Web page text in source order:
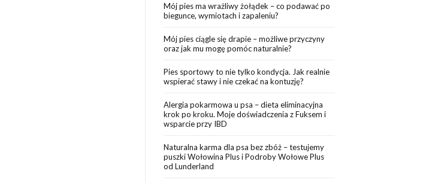
Mój pies ma wrażliwy żołądek – co podawać po
biegunce, wymiotach i zapaleniu?
Mój pies ciągle się drapie – możliwe przyczyny
oraz jak mu mogę pomóc naturalnie?
Pies sportowy to nie tylko kondycja. Jak realnie
wspierać stawy i nie czekać na kontuzję?
Alergia pokarmowa u psa – dieta eliminacyjna
krok po kroku. Moje doświadczenia z Fuksem i
wsparcie przy IBD
Naturalna karma dla psa bez zbóż – testujemy
puszki Wołowina Plus i Podroby Wołowe Plus
od Lunderland